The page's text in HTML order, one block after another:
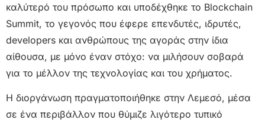
καλύτερό του πρόσωπο και υποδέχθηκε το Blockchain
Summit, το γεγονός που έφερε επενδυτές, ιδρυτές,
developers και ανθρώπους της αγοράς στην ίδια
αίθουσα, με μόνο έναν στόχο: να μιλήσουν σοβαρά
για το μέλλον της τεχνολογίας και του χρήματος.
Η διοργάνωση πραγματοποιήθηκε στην Λεμεσό, μέσα
σε ένα περιβάλλον που θύμιζε λιγότερο τυπικό